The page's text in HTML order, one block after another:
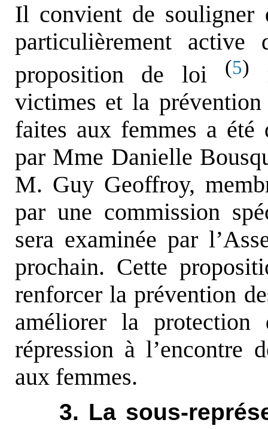
Il convient de souligner
particulièrement active
proposition de loi (5)
victimes et la
faites aux femmes a été
par Mme Danielle
M. Guy Geoffroy,
par une commission
sera examinée par
prochain. Cette
renforcer la prévention
améliorer la protection
répression à l’encontre
aux femmes.
3. La sous-